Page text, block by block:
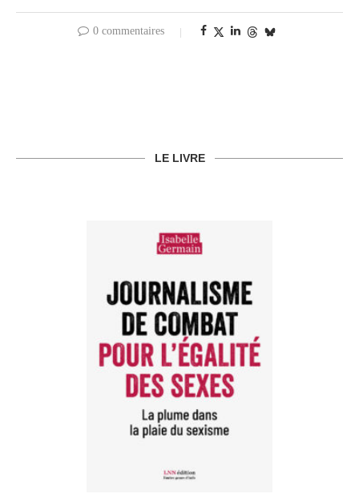
0 commentaires
LE LIVRE